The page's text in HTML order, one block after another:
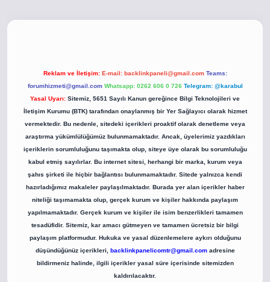
Reklam ve İletişim: E-mail: backlinkpaneli@gmail.com Teams:
forumhizmeti@gmail.com Whatsapp: 0262 606 0 726 Telegram: @karabul
Yasal Uyarı: Sitemiz, 5651 Sayılı Kanun gereğince Bilgi Teknolojileri ve
İletişim Kurumu (BTK) tarafından onaylanmış bir Yer Sağlayıcı olarak hizmet
vermektedir. Bu nedenle, sitedeki içerikleri proaktif olarak denetleme veya
araştırma yükümlülüğümüz bulunmamaktadır. Ancak, üyelerimiz yazdıkları
içeriklerin sorumluluğunu taşımakta olup, siteye üye olarak bu sorumluluğu
kabul etmiş sayılırlar. Bu internet sitesi, herhangi bir marka, kurum veya
şahıs şirketi ile hiçbir bağlantısı bulunmamaktadır. Sitede yalnızca kendi
hazırladığımız makaleler paylaşılmaktadır. Burada yer alan içerikler haber
niteliği taşımamakta olup, gerçek kurum ve kişiler hakkında paylaşım
yapılmamaktadır. Gerçek kurum ve kişiler ile isim benzerlikleri tamamen
tesadüfidir. Sitemiz, kar amacı gütmeyen ve tamamen ücretsiz bir bilgi
paylaşım platformudur. Hukuka ve yasal düzenlemelere aykırı olduğunu
düşündüğünüz içerikleri, backlinkpanelicomtr@gmail.comadresine
bildirmeniz halinde, ilgili içerikler yasal süre içerisinde sitemizden
kaldırılacaktır.